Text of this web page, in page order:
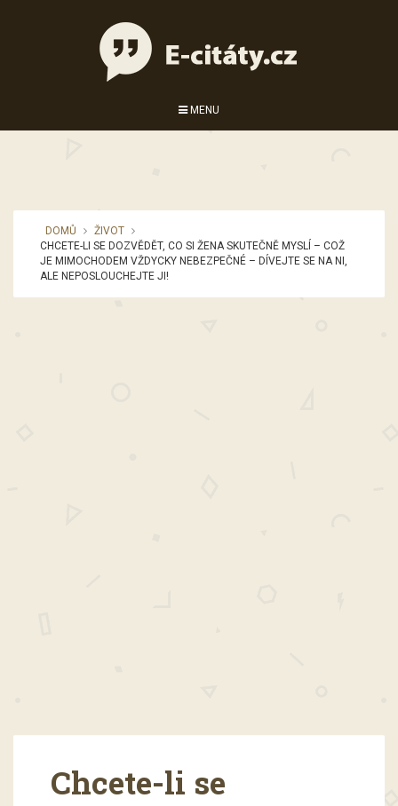
MENU
DOMŮ
ŽIVOT
CHCETE-LI SE DOZVĚDĚT, CO SI ŽENA SKUTEČNĚ MYSLÍ – COŽ
JE MIMOCHODEM VŽDYCKY NEBEZPEČNÉ – DÍVEJTE SE NA NI,
ALE NEPOSLOUCHEJTE JI!
Chcete-li se